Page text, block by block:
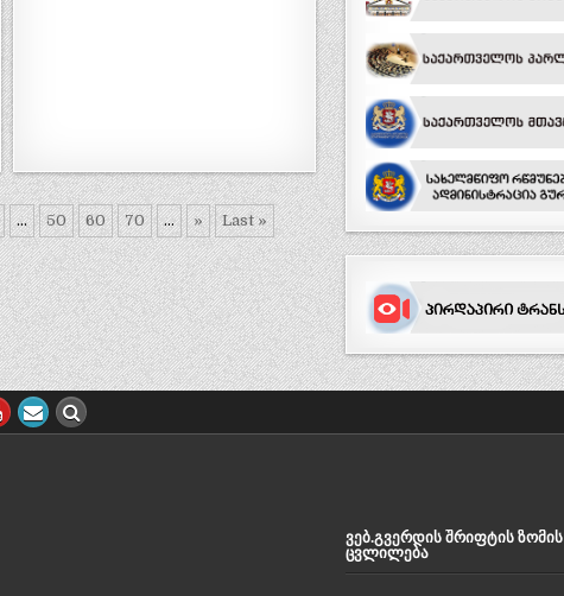
... 50 60 70 ... » Last »
ᲕᲔᲑ.ᲒᲕᲔᲠᲓᲘᲡ ᲨᲠᲘᲤᲢᲘᲡ ᲖᲝᲛᲘᲡ
ᲪᲕᲚᲘᲚᲔᲑᲐ